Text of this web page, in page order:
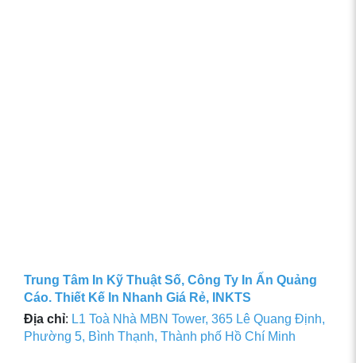
Trung Tâm In Kỹ Thuật Số, Công Ty In Ấn Quảng
Cáo. Thiết Kế In Nhanh Giá Rẻ, INKTS
Địa chỉ: L1 Toà Nhà MBN Tower, 365 Lê Quang Định,
Phường 5, Bình Thạnh, Thành phố Hồ Chí Minh